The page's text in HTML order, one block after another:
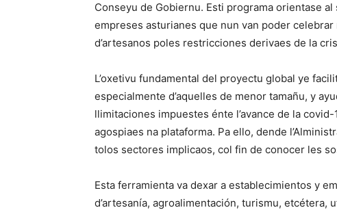
Conseyu de Gobiernu. Esti programa orientase
empreses asturianes que nun van poder
d’artesanos poles restricciones derivaes de la
L’oxetivu fundamental del proyectu global ye
especialmente d’aquelles de menor tamañu, y
llimitaciones impuestes énte l’avance de la
agospiaes na plataforma. Pa ello, dende
tolos sectores implicaos, col fin de conocer les
Esta ferramienta va dexar a establecimientos y
d’artesanía, agroalimentación, turismu,